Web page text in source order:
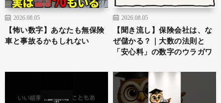
2026.08.05
【怖い数字】あなたも無保険
車と事故るかもしれない
2026.08.05
【聞き流し】保険会社は、な
ぜ儲かる？｜大数の法則と
「安心料」の数字のウラガワ